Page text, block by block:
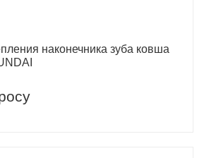
наконечника зуба ковша